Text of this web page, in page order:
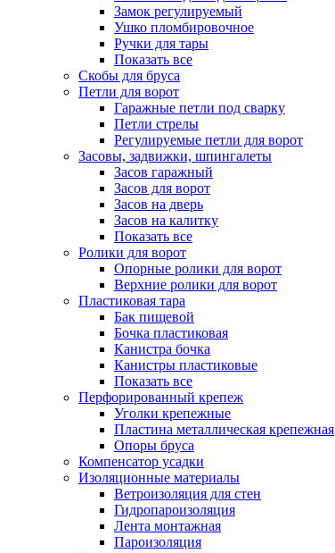
Замок регулируемый
Ушко пломбировочное
Ручки для тары
Показать все
Скобы для бруса
Петли для ворот
Гаражные петли под сварку
Петли стрелы
Регулируемые петли для ворот
Засовы, задвижки, шпингалеты
Засов гаражный
Засов для ворот
Засов на дверь
Засов на калитку
Показать все
Ролики для ворот
Опорные ролики для ворот
Верхние ролики для ворот
Пластиковая тара
Бак пищевой
Бочка пластиковая
Канистра бочка
Канистры пластиковые
Показать все
Перфорированный крепеж
Уголки крепежные
Пластина металлическая крепежная
Опоры бруса
Компенсатор усадки
Изоляционные материалы
Ветроизоляция для стен
Гидропароизоляция
Лента монтажная
Пароизоляция